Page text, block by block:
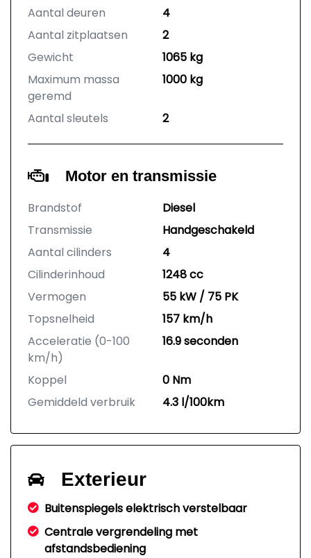
Aantal deuren
4
Aantal zitplaatsen
2
Gewicht
1065 kg
Maximum massa
geremd
1000 kg
Aantal sleutels 2
Motor en transmissie
Brandstof
Diesel
Transmissie
Handgeschakeld
Aantal cilinders
4
Cilinderinhoud
1248 cc
Vermogen
55 kW / 75 PK
Topsnelheid
157 km/h
Acceleratie (0-100
km/h)
16.9 seconden
Koppel
0 Nm
Gemiddeld verbruik
4.3 l/100km
Exterieur
Buitenspiegels elektrisch verstelbaar
Centrale vergrendeling met
afstandsbediening